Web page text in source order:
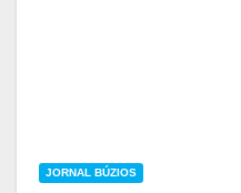
JORNAL BÚZIOS